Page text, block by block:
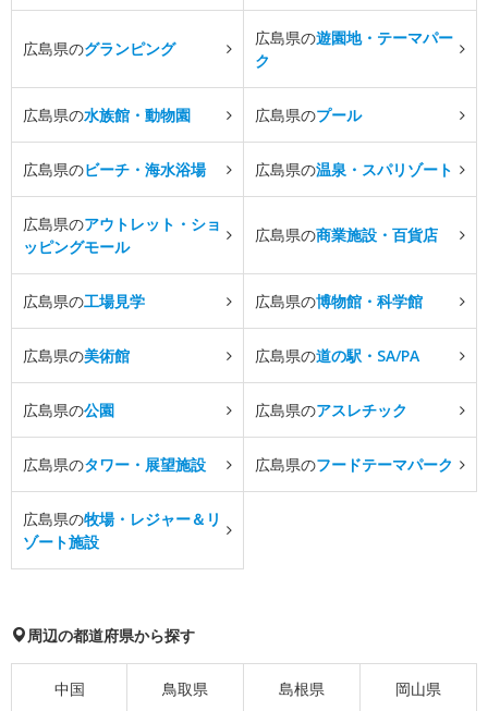
広島県のグランピング
広島県の遊園地・テーマパー
ク
広島県の水族館・動物園 広島県のプール
広島県のビーチ・海水浴場 広島県の温泉・スパリゾート
広島県のアウトレット・ショ
ッピングモール
広島県の商業施設・百貨店
広島県の工場見学 広島県の博物館・科学館
広島県の美術館 広島県の道の駅・SA/PA
広島県の公園 広島県のアスレチック
広島県のタワー・展望施設 広島県のフードテーマパーク
広島県の牧場・レジャー＆リ
ゾート施設
周辺の都道府県から探す
中国 鳥取県 島根県 岡山県